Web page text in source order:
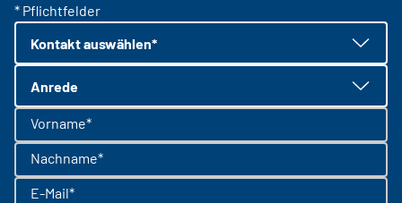
* Pflichtfelder
Kontakt auswählen*
Anrede
Vorname*
Nachname*
E-Mail*